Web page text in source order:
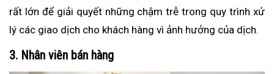
rất lớn để giải quyết những chậm trễ trong quy trình xử
lý các giao dịch cho khách hàng vì ảnh hưởng của dịch.
3. Nhân viên bán hàng